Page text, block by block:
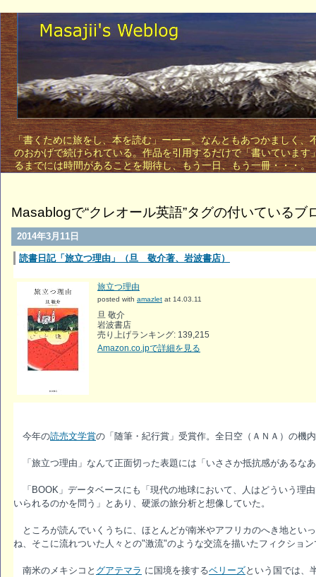
「書くために旅をし、本を読む」ーーー。なんともあつかましく
のおかげで続けられている。作品を引用するだけで「書いていま
るまでには時間があることを期待し、もう一日、もう
Masablogで“クレオール英語”タグの付いているブ
2014年3月11日
読書日記「旅立つ理由」（旦 敬介著、岩波書店）
旅立つ理由
posted with amazlet at 14.03.11
旦 敬介
岩波書店
売り上げランキング: 139,215
Amazon.co.jpで詳細を見る
今年の読売文学賞の「随筆・紀行賞」受賞作。全日空（ＡＮＡ）の機
「旅立つ理由」なんて正面切った表題には「いささか抵抗感があるな
「BOOK」データベースにも「現代の地球において、人はどういう理
いられるのかを問う」とあり、硬派の旅分析と想像していた。
ところが読んでいくうちに、ほとんどが南米やアフリカのへき地とい
ね、そこに流れついた人々との"激流"のような交流を描いたフィクショ
南米のメキシコと グアテマラ に国境を接するベリーズという国では、